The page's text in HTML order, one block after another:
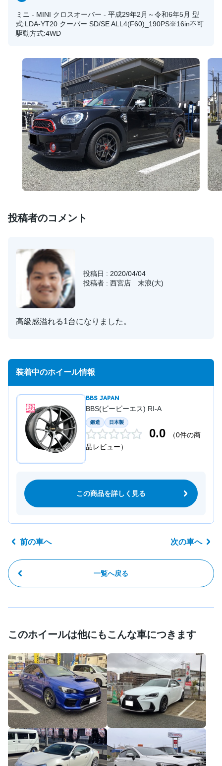
ミニ - MINI クロスオーバー - 平成29年2月～令和6年5月 型
式:LDA-YT20 クーパー SD/SE ALL4(F60)_190PS※16in不可
駆動方式:4WD
投稿者のコメント
投稿日 : 2020/04/04
投稿者 : 西宮店 末浪(大)
高級感溢れる1台になりました。
装着中のホイール情報
BBS JAPAN
BBS(ビービーエス) RI-A
鍛造 日本製
0.0
（0件の商
品レビュー）
この商品を詳しく見る
前の車へ
一覧へ戻る
次の車へ
このホイールは他にもこんな車につきます